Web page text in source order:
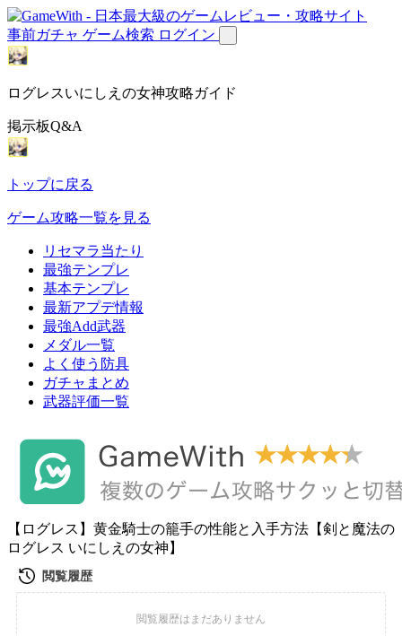
事前ガチャ ゲーム検索 ログイン
ログレスいにしえの女神攻略ガイド
掲示板Q&A
トップに戻る
ゲーム攻略一覧を見る
リセマラ当たり
最強テンプレ
基本テンプレ
最新アプデ情報
最強Add武器
メダル一覧
よく使う防具
ガチャまとめ
武器評価一覧
【ログレス】黄金騎士の籠手の性能と入手方法【剣と魔法の
ログレス いにしえの女神】